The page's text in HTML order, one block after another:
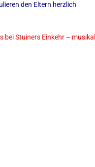
den Eltern herzlich
Stuiners Einkehr –